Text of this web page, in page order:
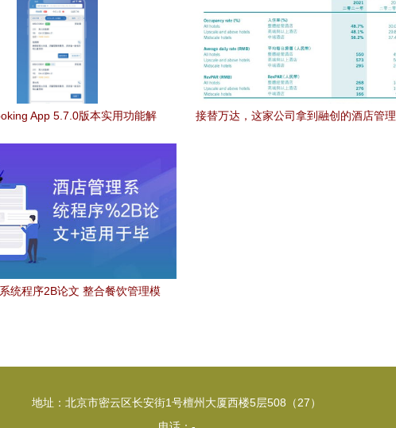
App 5.7.0版本实用功能解
接替万达，这家公司拿到融创的酒店管理
统程序2B论文 整合餐饮管理模
地址：北京市密云区长安街1号檀州大厦西楼5层508（27）